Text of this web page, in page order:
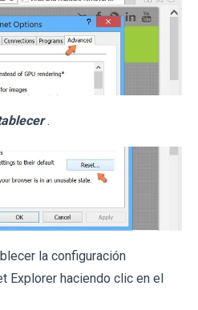
.
la configuración
Explorer haciendo clic en el